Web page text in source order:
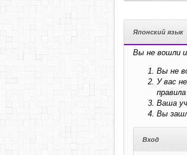
Японский язык
Вы не вошли
Вы не
У вас
Ваша
Вы
Вход